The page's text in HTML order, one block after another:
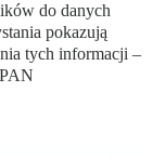
do danych
pokazują
tych informacji –